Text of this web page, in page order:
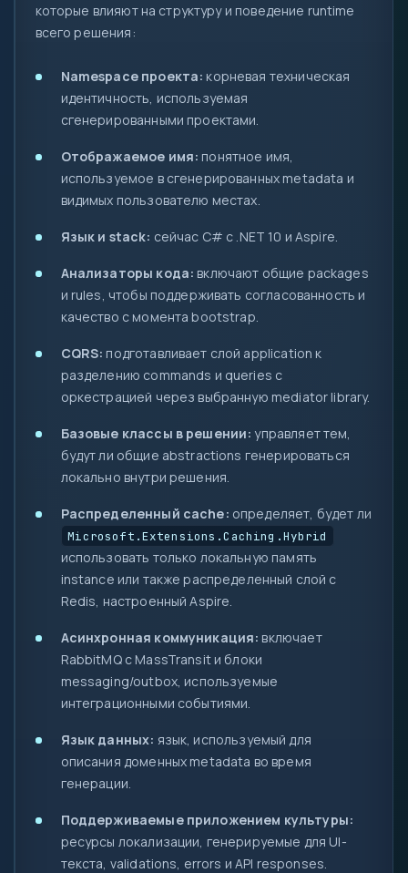
которые влияют на структуру и поведение runtime
всего решения:
Namespace проекта: корневая техническая
идентичность, используемая
сгенерированными проектами.
Отображаемое имя: понятное имя,
используемое в сгенерированных metadata и
видимых пользователю местах.
Язык и stack: сейчас C# с .NET 10 и Aspire.
Анализаторы кода: включают общие packages
и rules, чтобы поддерживать согласованность и
качество с момента bootstrap.
CQRS: подготавливает слой application к
разделению commands и queries с
оркестрацией через выбранную mediator library.
Базовые классы в решении: управляет тем,
будут ли общие abstractions генерироваться
локально внутри решения.
Распределенный cache: определяет, будет ли
Microsoft.Extensions.Caching.Hybrid
использовать только локальную память
instance или также распределенный слой с
Redis, настроенный Aspire.
Асинхронная коммуникация: включает
RabbitMQ с MassTransit и блоки
messaging/outbox, используемые
интеграционными событиями.
Язык данных: язык, используемый для
описания доменных metadata во время
генерации.
Поддерживаемые приложением культуры:
ресурсы локализации, генерируемые для UI-
текста, validations, errors и API responses.